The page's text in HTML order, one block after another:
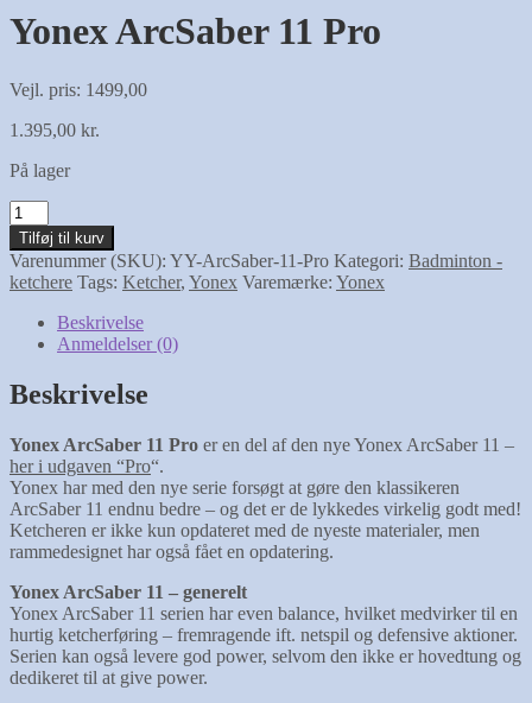
Yonex ArcSaber 11 Pro
Vejl. pris: 1499,00
1.395,00 kr.
På lager
Yonex
ArcSaber
11
Pro
antal
Tilføj til kurv
Varenummer (SKU): YY-ArcSaber-11-Pro Kategori: Badminton -
ketchere Tags: Ketcher, Yonex Varemærke: Yonex
Beskrivelse
Anmeldelser (0)
Beskrivelse
Yonex ArcSaber 11 Pro er en del af den nye Yonex ArcSaber 11 –
her i udgaven “Pro“.
Yonex har med den nye serie forsøgt at gøre den klassikeren
ArcSaber 11 endnu bedre – og det er de lykkedes virkelig godt med!
Ketcheren er ikke kun opdateret med de nyeste materialer, men
rammedesignet har også fået en opdatering.
Yonex ArcSaber 11 – generelt
Yonex ArcSaber 11 serien har even balance, hvilket medvirker til en
hurtig ketcherføring – fremragende ift. netspil og defensive aktioner.
Serien kan også levere god power, selvom den ikke er hovedtung og
dedikeret til at give power.